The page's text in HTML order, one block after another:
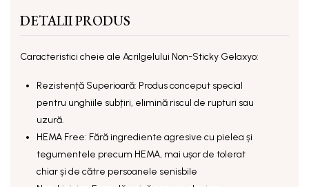
DETALII PRODUS
Caracteristici cheie ale Acrilgelului Non-Sticky Gelaxyo:
Rezistență Superioară: Produs conceput special
pentru unghiile subțiri, elimină riscul de rupturi sau
uzură.
HEMA Free: Fără ingrediente agresive cu pielea și
tegumentele precum HEMA, mai ușor de tolerat
chiar și de către persoanele senisbile